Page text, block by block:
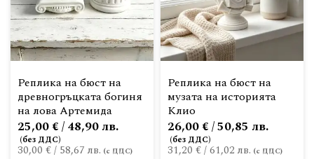
Реплика на бюст на
древногръцката богиня
на лова Артемида
30,00 €/ 58,67 лв.
25,00 € / 48,90 лв.
Реплика на бюст на
музата на историята
Клио
31,20 €/61,02 лв.
26,00 € / 50,85 лв.